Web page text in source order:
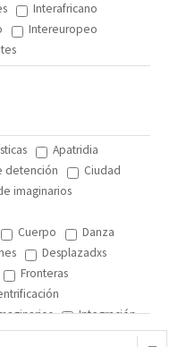
Interafricano
Intereuropeo
Apatridia
detención
Ciudad
imaginarios
Cuerpo
Danza
Desplazadxs
Fronteras
Integración
en el arte